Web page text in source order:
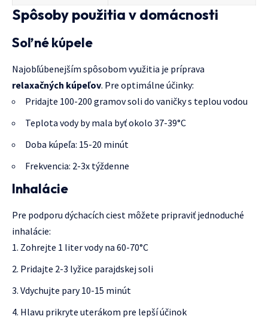
Spôsoby použitia v domácnosti
Soľné kúpele
Najobľúbenejším spôsobom využitia je príprava
relaxačných kúpeľov. Pre optimálne účinky:
Pridajte 100-200 gramov soli do vaničky s teplou vodou
Teplota vody by mala byť okolo 37-39°C
Doba kúpeľa: 15-20 minút
Frekvencia: 2-3x týždenne
Inhalácie
Pre podporu dýchacích ciest môžete pripraviť jednoduché
inhalácie:
Zohrejte 1 liter vody na 60-70°C
Pridajte 2-3 lyžice parajdskej soli
Vdychujte pary 10-15 minút
Hlavu prikryte uterákom pre lepší účinok